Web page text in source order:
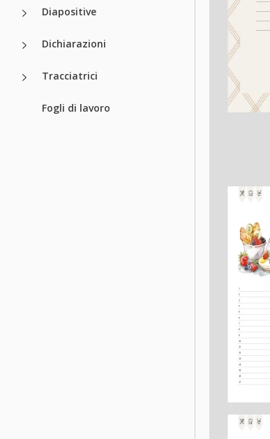
Diapositive
Dichiarazioni
Tracciatrici
Fogli di lavoro